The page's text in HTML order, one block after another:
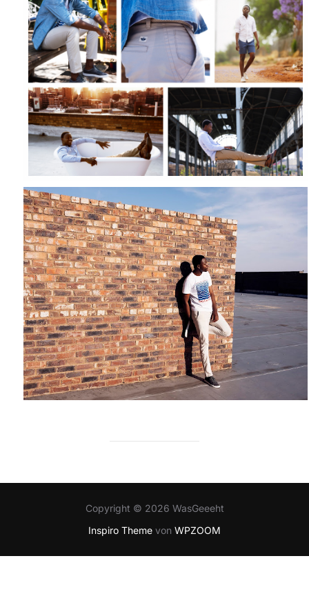
Copyright © 2026 WasGeeeht
Inspiro Theme von WPZOOM